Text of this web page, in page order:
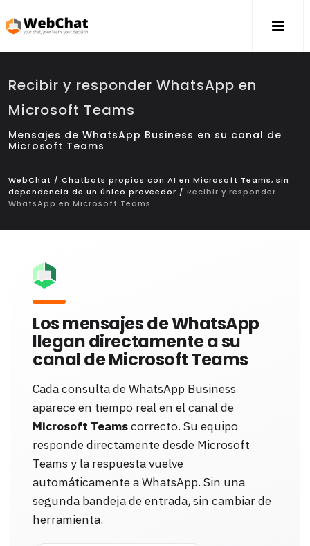
Recibir y responder WhatsApp en
Microsoft Teams
Mensajes de WhatsApp Business en su canal de
Microsoft Teams
WebChat / Chatbots propios con AI en Microsoft Teams, sin
dependencia de un único proveedor / Recibir y responder
WhatsApp en Microsoft Teams
Los mensajes de WhatsApp
llegan directamente a su
canal de Microsoft Teams
Cada consulta de WhatsApp Business
aparece en tiempo real en el canal de
Microsoft Teamscorrecto. Su equipo
responde directamente desde Microsoft
Teams y la respuesta vuelve
automáticamente a WhatsApp. Sin una
segunda bandeja de entrada, sin cambiar de
herramienta.